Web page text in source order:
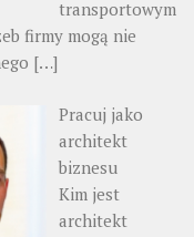
transportowym
firmy mogą nie
[…]
Pracuj jako
architekt
biznesu
Kim jest
architekt